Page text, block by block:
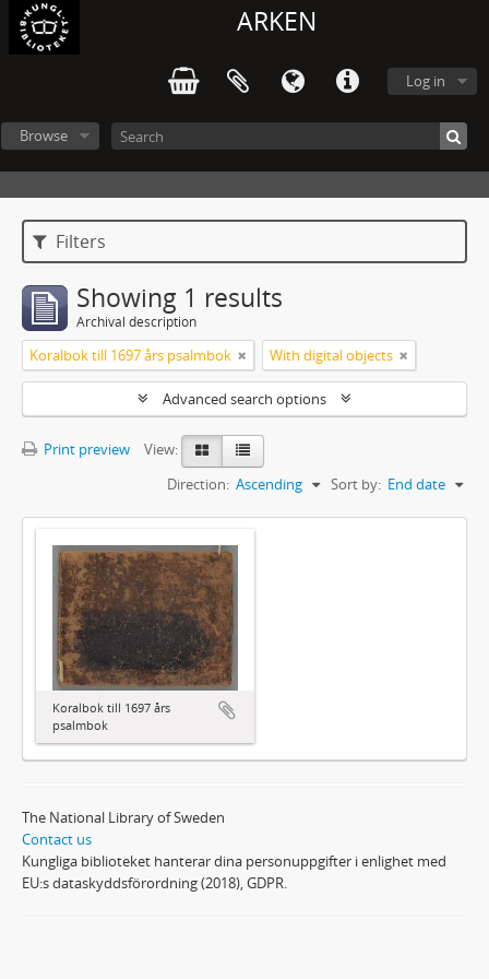
ARKEN
Log in
Browse
Filters
Showing 1 results
Archival description
Koralbok till 1697 års psalmbok With digital objects
Advanced search options
Print preview
View:
Sort by: End date
Direction: Ascending
Koralbok till 1697 års
psalmbok
The National Library of Sweden
Contact us
Kungliga biblioteket hanterar dina personuppgifter i enlighet med
EU:s dataskyddsförordning (2018), GDPR.